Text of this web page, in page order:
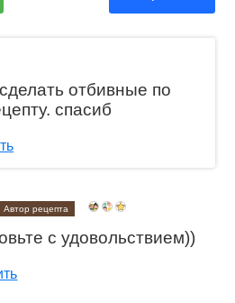
отбивные по
спасиб
Автор рецепта
с удовольствием))